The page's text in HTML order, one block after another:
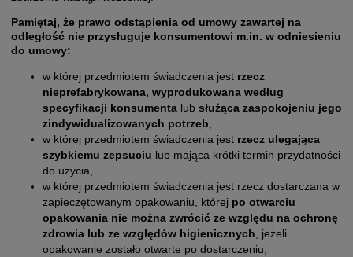
Pamiętaj, że prawo odstąpienia od umowy zawartej na
odległość nie przysługuje konsumentowi m.in. w odniesieniu
do umowy:
w której przedmiotem świadczenia jest rzecz
nieprefabrykowana, wyprodukowana według
specyfikacji konsumenta lub służąca zaspokojeniu jego
zindywidualizowanych potrzeb,
w której przedmiotem świadczenia jest rzecz ulegająca
szybkiemu zepsuciu lub mająca krótki termin przydatności
do użycia,
w której przedmiotem świadczenia jest rzecz dostarczana w
zapieczętowanym opakowaniu, której po otwarciu
opakowania nie można zwrócić ze względu na ochronę
zdrowia lub ze względów higienicznych, jeżeli
opakowanie zostało otwarte po dostarczeniu,